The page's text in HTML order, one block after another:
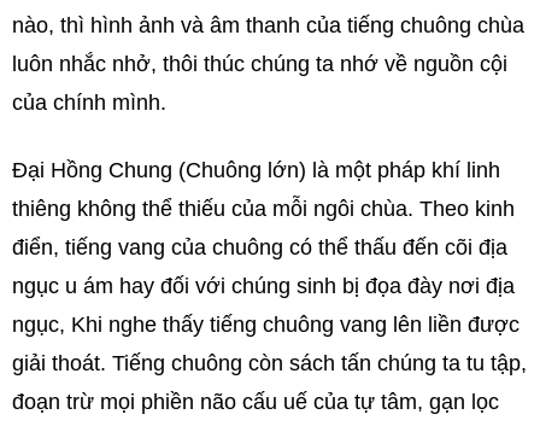
nào, thì hình ảnh và âm thanh của tiếng chuông chùa
luôn nhắc nhở, thôi thúc chúng ta nhớ về nguồn cội
của chính mình.
Đại Hồng Chung (Chuông lớn) là một pháp khí linh
thiêng không thể thiếu của mỗi ngôi chùa. Theo kinh
điển, tiếng vang của chuông có thể thấu đến cõi địa
ngục u ám hay đối với chúng sinh bị đọa đày nơi địa
ngục, Khi nghe thấy tiếng chuông vang lên liền được
giải thoát. Tiếng chuông còn sách tấn chúng ta tu tập,
đoạn trừ mọi phiền não cấu uế của tự tâm, gạn lọc